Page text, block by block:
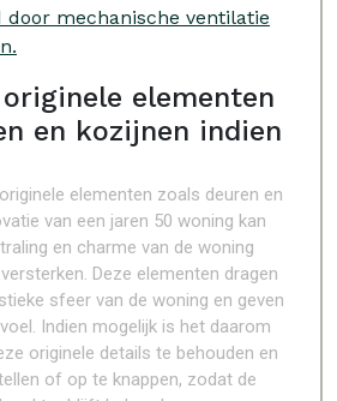
door mechanische ventilatie
elementen
en kozijnen indien
elementen zoals deuren en
van een jaren 50 woning kan
en charme van de woning
Deze elementen dragen
sfeer van de woning en geven
Indien mogelijk is het daarom
originele details te behouden en
of op te knappen, zodat de